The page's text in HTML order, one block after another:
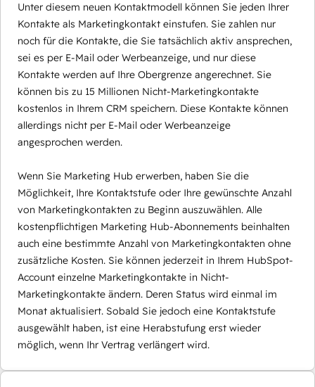
Unter diesem neuen Kontaktmodell können Sie jeden Ihrer
Kontakte als Marketingkontakt einstufen. Sie zahlen nur
noch für die Kontakte, die Sie tatsächlich aktiv ansprechen,
sei es per E-Mail oder Werbeanzeige, und nur diese
Kontakte werden auf Ihre Obergrenze angerechnet. Sie
können bis zu 15 Millionen Nicht-Marketingkontakte
kostenlos in Ihrem CRM speichern. Diese Kontakte können
allerdings nicht per E-Mail oder Werbeanzeige
angesprochen werden.
Wenn Sie Marketing Hub erwerben, haben Sie die
Möglichkeit, Ihre Kontaktstufe oder Ihre gewünschte Anzahl
von Marketingkontakten zu Beginn auszuwählen. Alle
kostenpflichtigen Marketing Hub-Abonnements beinhalten
auch eine bestimmte Anzahl von Marketingkontakten ohne
zusätzliche Kosten. Sie können jederzeit in Ihrem HubSpot-
Account einzelne Marketingkontakte in Nicht-
Marketingkontakte ändern. Deren Status wird einmal im
Monat aktualisiert. Sobald Sie jedoch eine Kontaktstufe
ausgewählt haben, ist eine Herabstufung erst wieder
möglich, wenn Ihr Vertrag verlängert wird.